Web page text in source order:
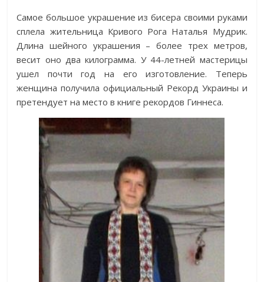
Самое большое украшение из бисера своими руками
сплела жительница Кривого Рога Наталья Мудрик.
Длина шейного украшения – более трех метров,
весит оно два килограмма. У 44-летней мастерицы
ушел почти год на его изготовление. Теперь
женщина получила официальный Рекорд Украины и
претендует на место в книге рекордов Гиннеса.